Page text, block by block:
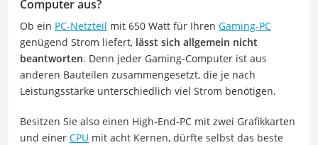
Computer aus?
Ob ein PC-Netzteil mit 650 Watt für Ihren Gaming-PC
genügend Strom liefert, lässt sich allgemein nicht
beantworten. Denn jeder Gaming-Computer ist aus
anderen Bauteilen zusammengesetzt, die je nach
Leistungsstärke unterschiedlich viel Strom benötigen.
Besitzen Sie also einen High-End-PC mit zwei Grafikkarten
und einer CPU mit acht Kernen, dürfte selbst das beste